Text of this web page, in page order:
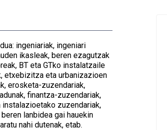
ingeniariak, ingeniari
ikasleak, beren ezagutzak
BT eta GTko instalatzaile
etxebizitza eta urbanizazioen
erosketa-zuzendariak,
finantza-zuzendariak,
instalazioetako zuzendariak,
lanbidea gai hauekin
nahi dutenak, etab.